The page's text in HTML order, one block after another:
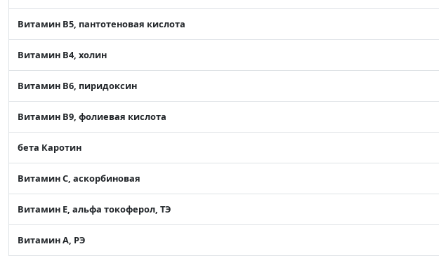
Витамин В5, пантотеновая кислота
Витамин В4, холин
Витамин В6, пиридоксин
Витамин В9, фолиевая кислота
бета Каротин
Витамин C, аскорбиновая
Витамин Е, альфа токоферол, ТЭ
Витамин А, РЭ